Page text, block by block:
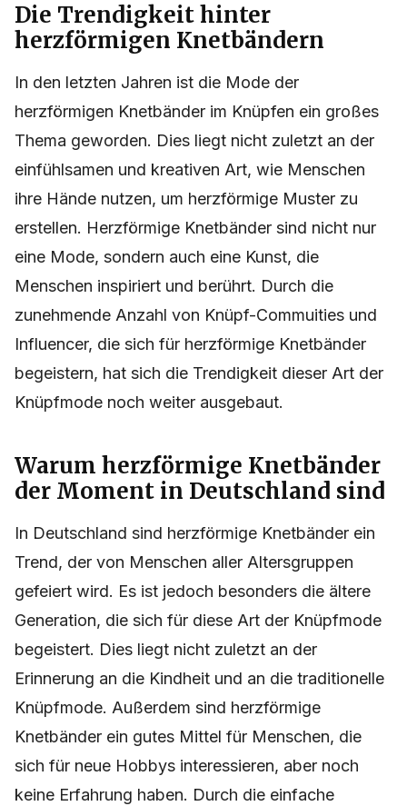
Die Trendigkeit hinter
herzförmigen Knetbändern
In den letzten Jahren ist die Mode der
herzförmigen Knetbänder im Knüpfen ein großes
Thema geworden. Dies liegt nicht zuletzt an der
einfühlsamen und kreativen Art, wie Menschen
ihre Hände nutzen, um herzförmige Muster zu
erstellen. Herzförmige Knetbänder sind nicht nur
eine Mode, sondern auch eine Kunst, die
Menschen inspiriert und berührt. Durch die
zunehmende Anzahl von Knüpf-Commuities und
Influencer, die sich für herzförmige Knetbänder
begeistern, hat sich die Trendigkeit dieser Art der
Knüpfmode noch weiter ausgebaut.
Warum herzförmige Knetbänder
der Moment in Deutschland sind
In Deutschland sind herzförmige Knetbänder ein
Trend, der von Menschen aller Altersgruppen
gefeiert wird. Es ist jedoch besonders die ältere
Generation, die sich für diese Art der Knüpfmode
begeistert. Dies liegt nicht zuletzt an der
Erinnerung an die Kindheit und an die traditionelle
Knüpfmode. Außerdem sind herzförmige
Knetbänder ein gutes Mittel für Menschen, die
sich für neue Hobbys interessieren, aber noch
keine Erfahrung haben. Durch die einfache